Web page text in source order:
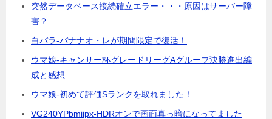
突然データベース接続確立エラー・・・原因はサーバー障
害？
白バラ-バナナオ・レが期間限定で復活！
ウマ娘-キャンサー杯グレードリーグAグループ決勝進出編
成と感想
ウマ娘-初めて評価Sランクを取れました！
VG240YPbmiipx-HDRオンで画面真っ暗になってました